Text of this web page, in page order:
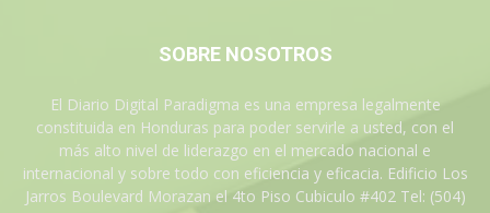
SOBRE NOSOTROS
El Diario Digital Paradigma es una empresa legalmente
constituida en Honduras para poder servirle a usted, con el
más alto nivel de liderazgo en el mercado nacional e
internacional y sobre todo con eficiencia y eficacia. Edificio Los
Jarros Boulevard Morazan el 4to Piso Cubiculo #402 Tel: (504)